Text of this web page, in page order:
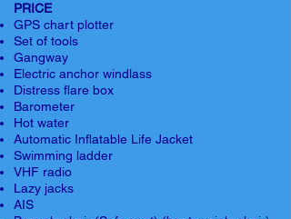
PRICE
GPS chart plotter
Set of tools
Gangway
Electric anchor windlass
Distress flare box
Barometer
Hot water
Automatic Inflatable Life Jacket
Swimming ladder
VHF radio
Lazy jacks
AIS